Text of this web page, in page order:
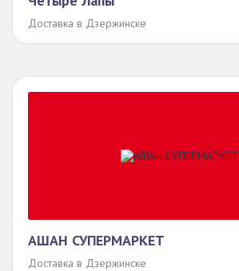
Доставка в Дзержинске
АШАН СУПЕРМАРКЕТ
Доставка в Дзержинске